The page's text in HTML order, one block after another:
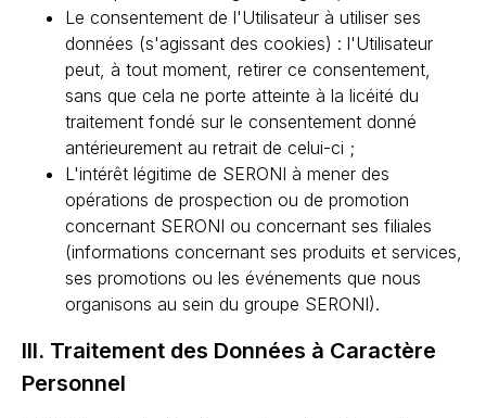
Le consentement de l'Utilisateur à utiliser ses
données (s'agissant des cookies) : l'Utilisateur
peut, à tout moment, retirer ce consentement,
sans que cela ne porte atteinte à la licéité du
traitement fondé sur le consentement donné
antérieurement au retrait de celui-ci ;
L'intérêt légitime de SERONI à mener des
opérations de prospection ou de promotion
concernant SERONI ou concernant ses filiales
(informations concernant ses produits et services,
ses promotions ou les événements que nous
organisons au sein du groupe SERONI).
III. Traitement des Données à Caractère
Personnel